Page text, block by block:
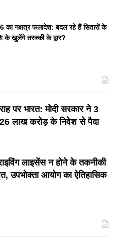
का नक्षत्र फलादेश: बदल रहे हैं सितारों के
के खुलेंगे तरक्की के द्वार?
पर भारत: मोदी सरकार ने 3
लाख करोड़ के निवेश से पैदा
लाइसेंस न होने के तकनीकी
उपभोक्ता आयोग का ऐतिहासिक